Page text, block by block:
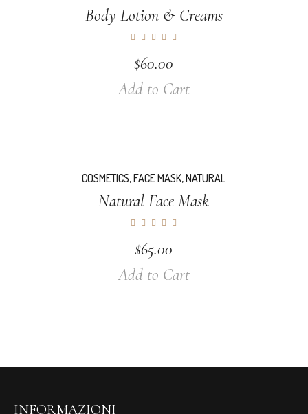
Body Lotion & Creams
$60.00
Add to Cart
COSMETICS,FACE MASK,NATURAL
Natural Face Mask
$65.00
Add to Cart
INFORMAZIONI